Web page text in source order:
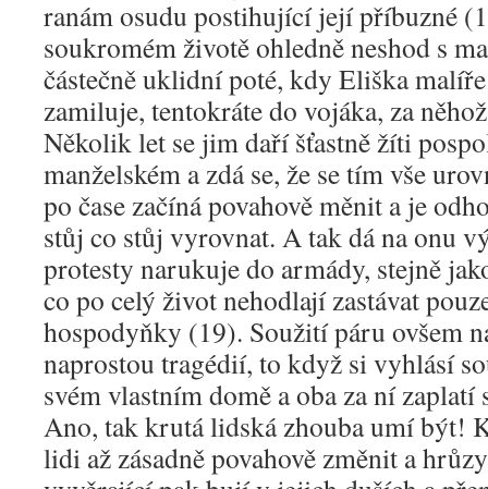
ranám osudu postihující její příbuzné
soukromém životě ohledně neshod s
částečně uklidní poté, kdy Eliška
zamiluje, tentokráte do vojáka, za
Několik let se jim daří šťastně žíti
manželském a zdá se, že se tím vše
po čase začíná povahově měnit a je
stůj co stůj vyrovnat. A tak dá na onu
protesty narukuje do armády, stejně
co po celý život nehodlají zastávat
hospodyňky (19). Soužití páru ovšem
naprostou tragédií, to když si vyhlásí
svém vlastním domě a oba za ní
Ano, tak krutá lidská zhouba umí být!
lidi až zásadně povahově změnit a